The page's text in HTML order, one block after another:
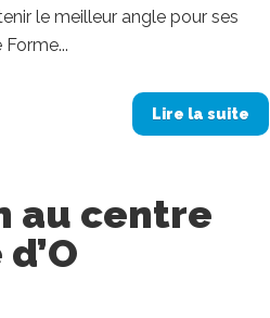
le meilleur angle pour ses
Lire la suite
au centre